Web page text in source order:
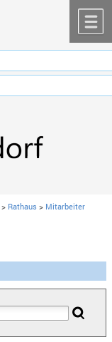
> Rathaus > Mitarbeiter